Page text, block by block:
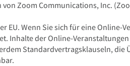
Zoom Communications, Inc.
Wenn Sie sich für eine Online-
Inhalte der Online-
Standardvertragsklauseln, die